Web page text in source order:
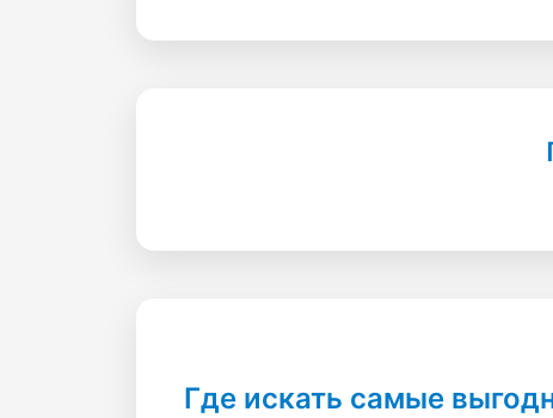
Где искать самые